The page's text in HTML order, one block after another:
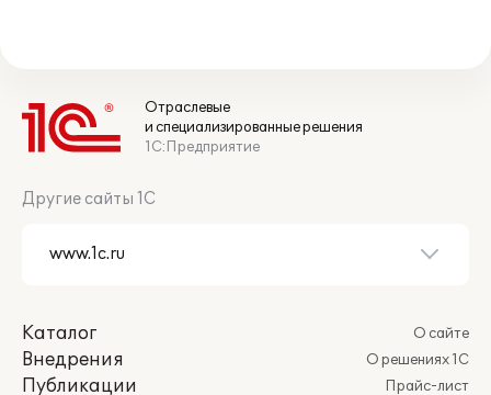
Отраслевые
и специализированные решения
1С:Предприятие
Другие сайты 1С
Каталог
Внедрения
Публикации
О сайте
О решениях 1С
Прайс-лист